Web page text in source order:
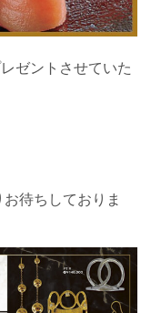
ゼントさせていた
待ちしておりま